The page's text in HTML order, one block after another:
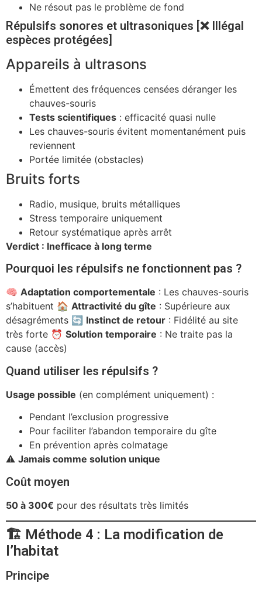
Ne résout pas le problème de fond
Répulsifs sonores et ultrasoniques [❌ Illégal
espèces protégées]
Appareils à ultrasons
Émettent des fréquences censées déranger les
chauves-souris
Tests scientifiques : efficacité quasi nulle
Les chauves-souris évitent momentanément puis
reviennent
Portée limitée (obstacles)
Bruits forts
Radio, musique, bruits métalliques
Stress temporaire uniquement
Retour systématique après arrêt
Verdict : Inefficace à long terme
Pourquoi les répulsifs ne fonctionnent pas ?
🧠 Adaptation comportementale : Les chauves-souris
s’habituent 🏠 Attractivité du gîte : Supérieure aux
désagréments 🔄 Instinct de retour : Fidélité au site
très forte ⏰ Solution temporaire : Ne traite pas la
cause (accès)
Quand utiliser les répulsifs ?
Usage possible (en complément uniquement) :
Pendant l’exclusion progressive
Pour faciliter l’abandon temporaire du gîte
En prévention après colmatage
⚠️ Jamais comme solution unique
Coût moyen
50 à 300€ pour des résultats très limités
🏗️ Méthode 4 : La modification de
l’habitat
Principe